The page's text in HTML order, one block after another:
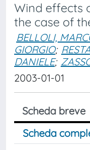
Wind effects
the case of
BELLOLI,
GIORGIO;
DANIELE;
2003-01-01
Scheda breve
Scheda